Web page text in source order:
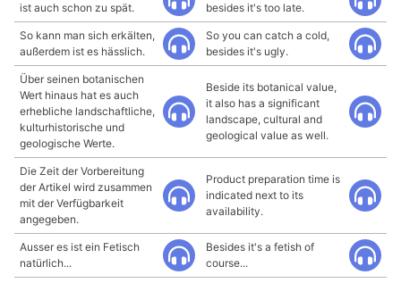
ist auch schon zu spät.
besides it's too late.
So kann man sich erkälten,
außerdem ist es hässlich.
So you can catch a cold,
besides it's ugly.
Über seinen botanischen
Wert hinaus hat es auch
erhebliche landschaftliche,
kulturhistorische und
geologische Werte.
Beside its botanical value,
it also has a significant
landscape, cultural and
geological value as well.
Die Zeit der Vorbereitung
der Artikel wird zusammen
mit der Verfügbarkeit
angegeben.
Product preparation time is
indicated next to its
availability.
Ausser es ist ein Fetisch
natürlich...
Besides it's a fetish of
course...